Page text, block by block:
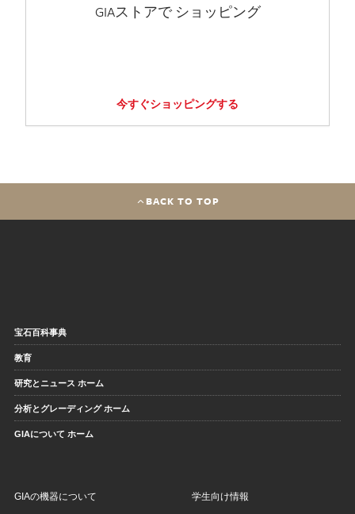
GIAストアで ショッピング
今すぐショッピングする
BACK TO TOP
宝石百科事典
教育
研究とニュース ホーム
分析とグレーディング ホーム
GIAについて ホーム
GIAの機器について 学生向け情報